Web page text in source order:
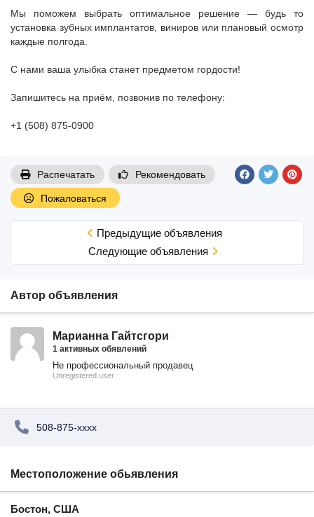
Мы поможем выбрать оптимальное решение — будь то
установка зубных имплантатов, виниров или плановый осмотр
каждые полгода.
С нами ваша улыбка станет предметом гордости!
Запишитесь на приём, позвонив по телефону:
+1 (508) 875-0900
Распечатать Рекомендовать
Пожаловаться
Предыдущие объявления
Cледующие объявления
Автор объявления
Марианна Гайтсгори
1 активных обявлений
Не профессиональный продавец
Unregistered user
508-875-xxxx
Местоположение обьявления
Бостон, США